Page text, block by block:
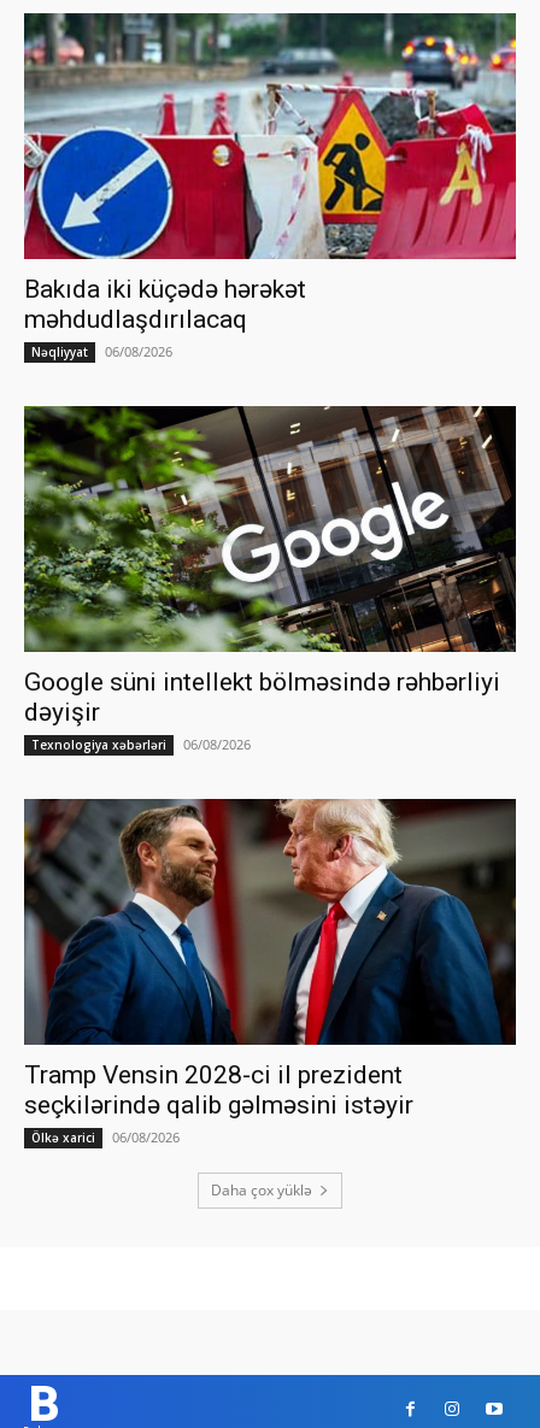
Bakıda iki küçədə hərəkət
məhdudlaşdırılacaq
Nəqliyyat 06/08/2026
Google süni intellekt bölməsində rəhbərliyi
dəyişir
Texnologiya xəbərləri 06/08/2026
Tramp Vensin 2028-ci il prezident
seçkilərində qalib gəlməsini istəyir
Ölkə xarici 06/08/2026
Daha çox yüklə
B